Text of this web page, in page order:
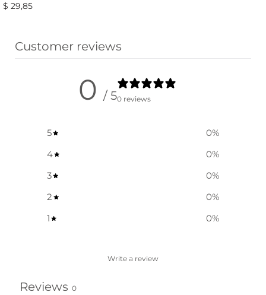
$ 29,85
Customer reviews
0 / 50 reviews
5 0%
4
0%
3
0%
2
0%
1
0%
Write a review
Reviews 0